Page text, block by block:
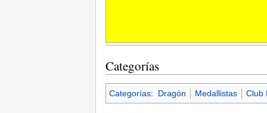
Categorías
Categorías: Dragón Medallistas Club